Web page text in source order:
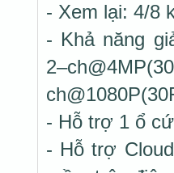
- Xem lại: 4/8
- Khả năng
- Hỗ trợ 1 ổ
- Hỗ trợ